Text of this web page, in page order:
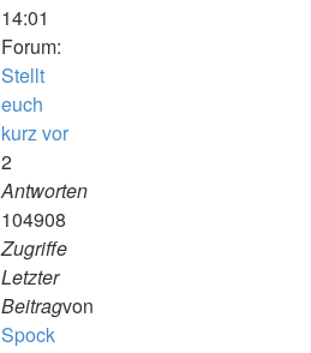
14:01
Forum:
Stellt
euch
kurz vor
2
Antworten
104908
Zugriffe
Letzter
Beitragvon
Spock